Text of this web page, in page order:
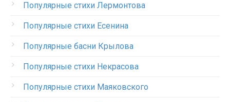
Популярные стихи Лермонтова
Популярные стихи Есенина
Популярные басни Крылова
Популярные стихи Некрасова
Популярные стихи Маяковского